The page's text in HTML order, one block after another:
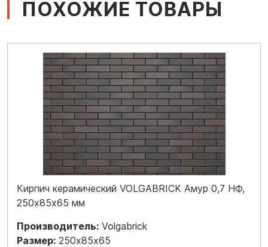
ПОХОЖИЕ ТОВАРЫ
Кирпич керамический VOLGABRICK Амур 0,7 НФ,
250х85х65 мм
Производитель: Volgabrick
Размер: 250х85х65